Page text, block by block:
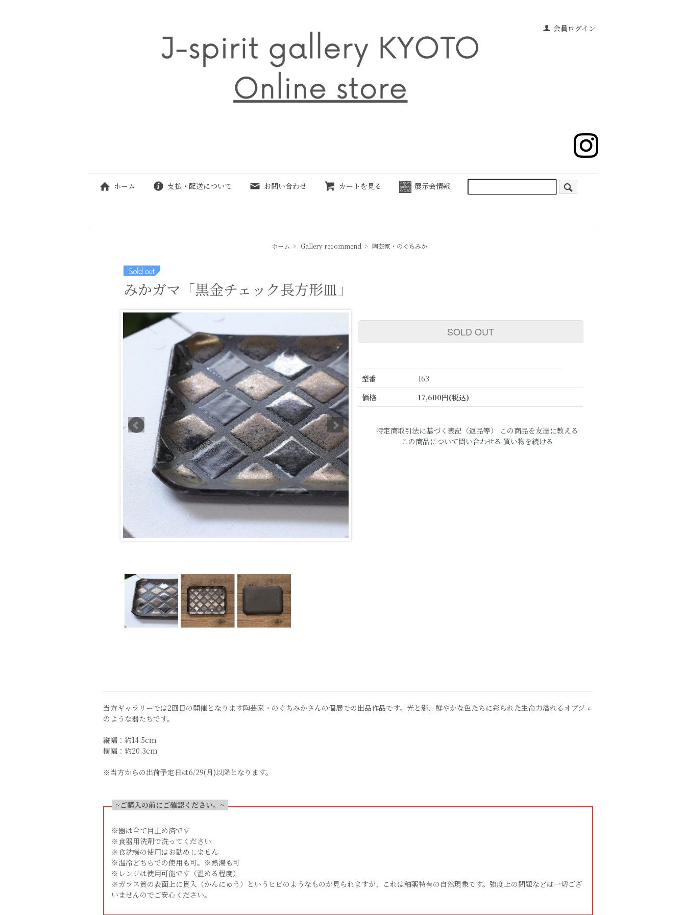
会員ログイン
ホーム 支払・配送について お問い合わせ カートを見る 展示会情報
ホーム > Gallery recommend > 陶芸家・のぐちみか
みかガマ「黒金チェック長方形皿」
SOLD OUT
型番
163
価格
17,600円(税込)
特定商取引法に基づく表記（返品等）
この商品を友達に教える
この商品について問い合わせる 買い物を続ける
当方ギャラリーでは2回目の開催となります陶芸家・のぐちみかさんの個展での出品作品です。光と影、鮮やかな色たちに彩られた生命力溢れるオブジェ
のような器たちです。
縦幅：約14.5cm
横幅：約20.3cm
※当方からの出荷予定日は6/29(月)以降となります。
~ご購入の前にご確認ください。~
※器は全て目止め済です
※食器用洗剤で洗ってください
※食洗機の使用はお勧めしません
※温冷どちらでの使用も可。※熱湯も可
※レンジは使用可能です（温める程度）
※ガラス質の表面上に貫入（かんにゅう）というヒビのようなものが見られますが、これは釉薬特有の自然現象です。強度上の問題などは一切ござ
いませんのでご安心ください。